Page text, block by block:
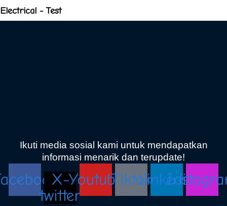
Electrical - Test
Ikuti media sosial kami untuk mendapatkan
informasi menarik dan terupdate!
X-
twitter
YoutubeTiktokLinkedin